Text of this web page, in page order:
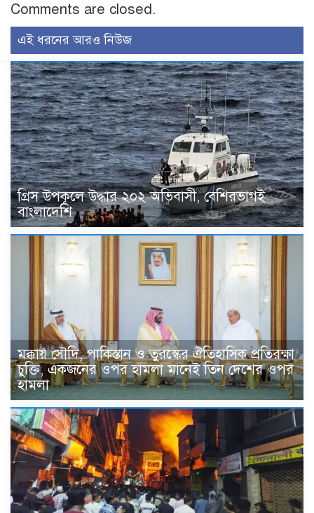
Comments are closed.
এই ধরনের আরও নিউজ
গ্রিস উপকূলে উদ্ধার ২০২ অভিবাসী, বেশিরভাগই
বাংলাদেশি
মক্কায় সৌদি, পাকিস্তান ও তুরস্কের ঐতিহাসিক প্রতিরক্ষা
চুক্তি, একজনের ওপর হামলা মানেই তিন দেশের ওপর
হামলা